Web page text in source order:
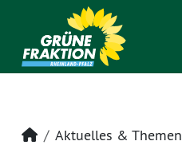
Startseite
Aktuelles & Themen